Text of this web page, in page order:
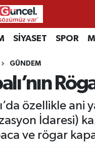
SİYASET SPOR
GÜNDEM
özellikle ani
İdaresi)
ve rögar
Haritası
ve Fikstür